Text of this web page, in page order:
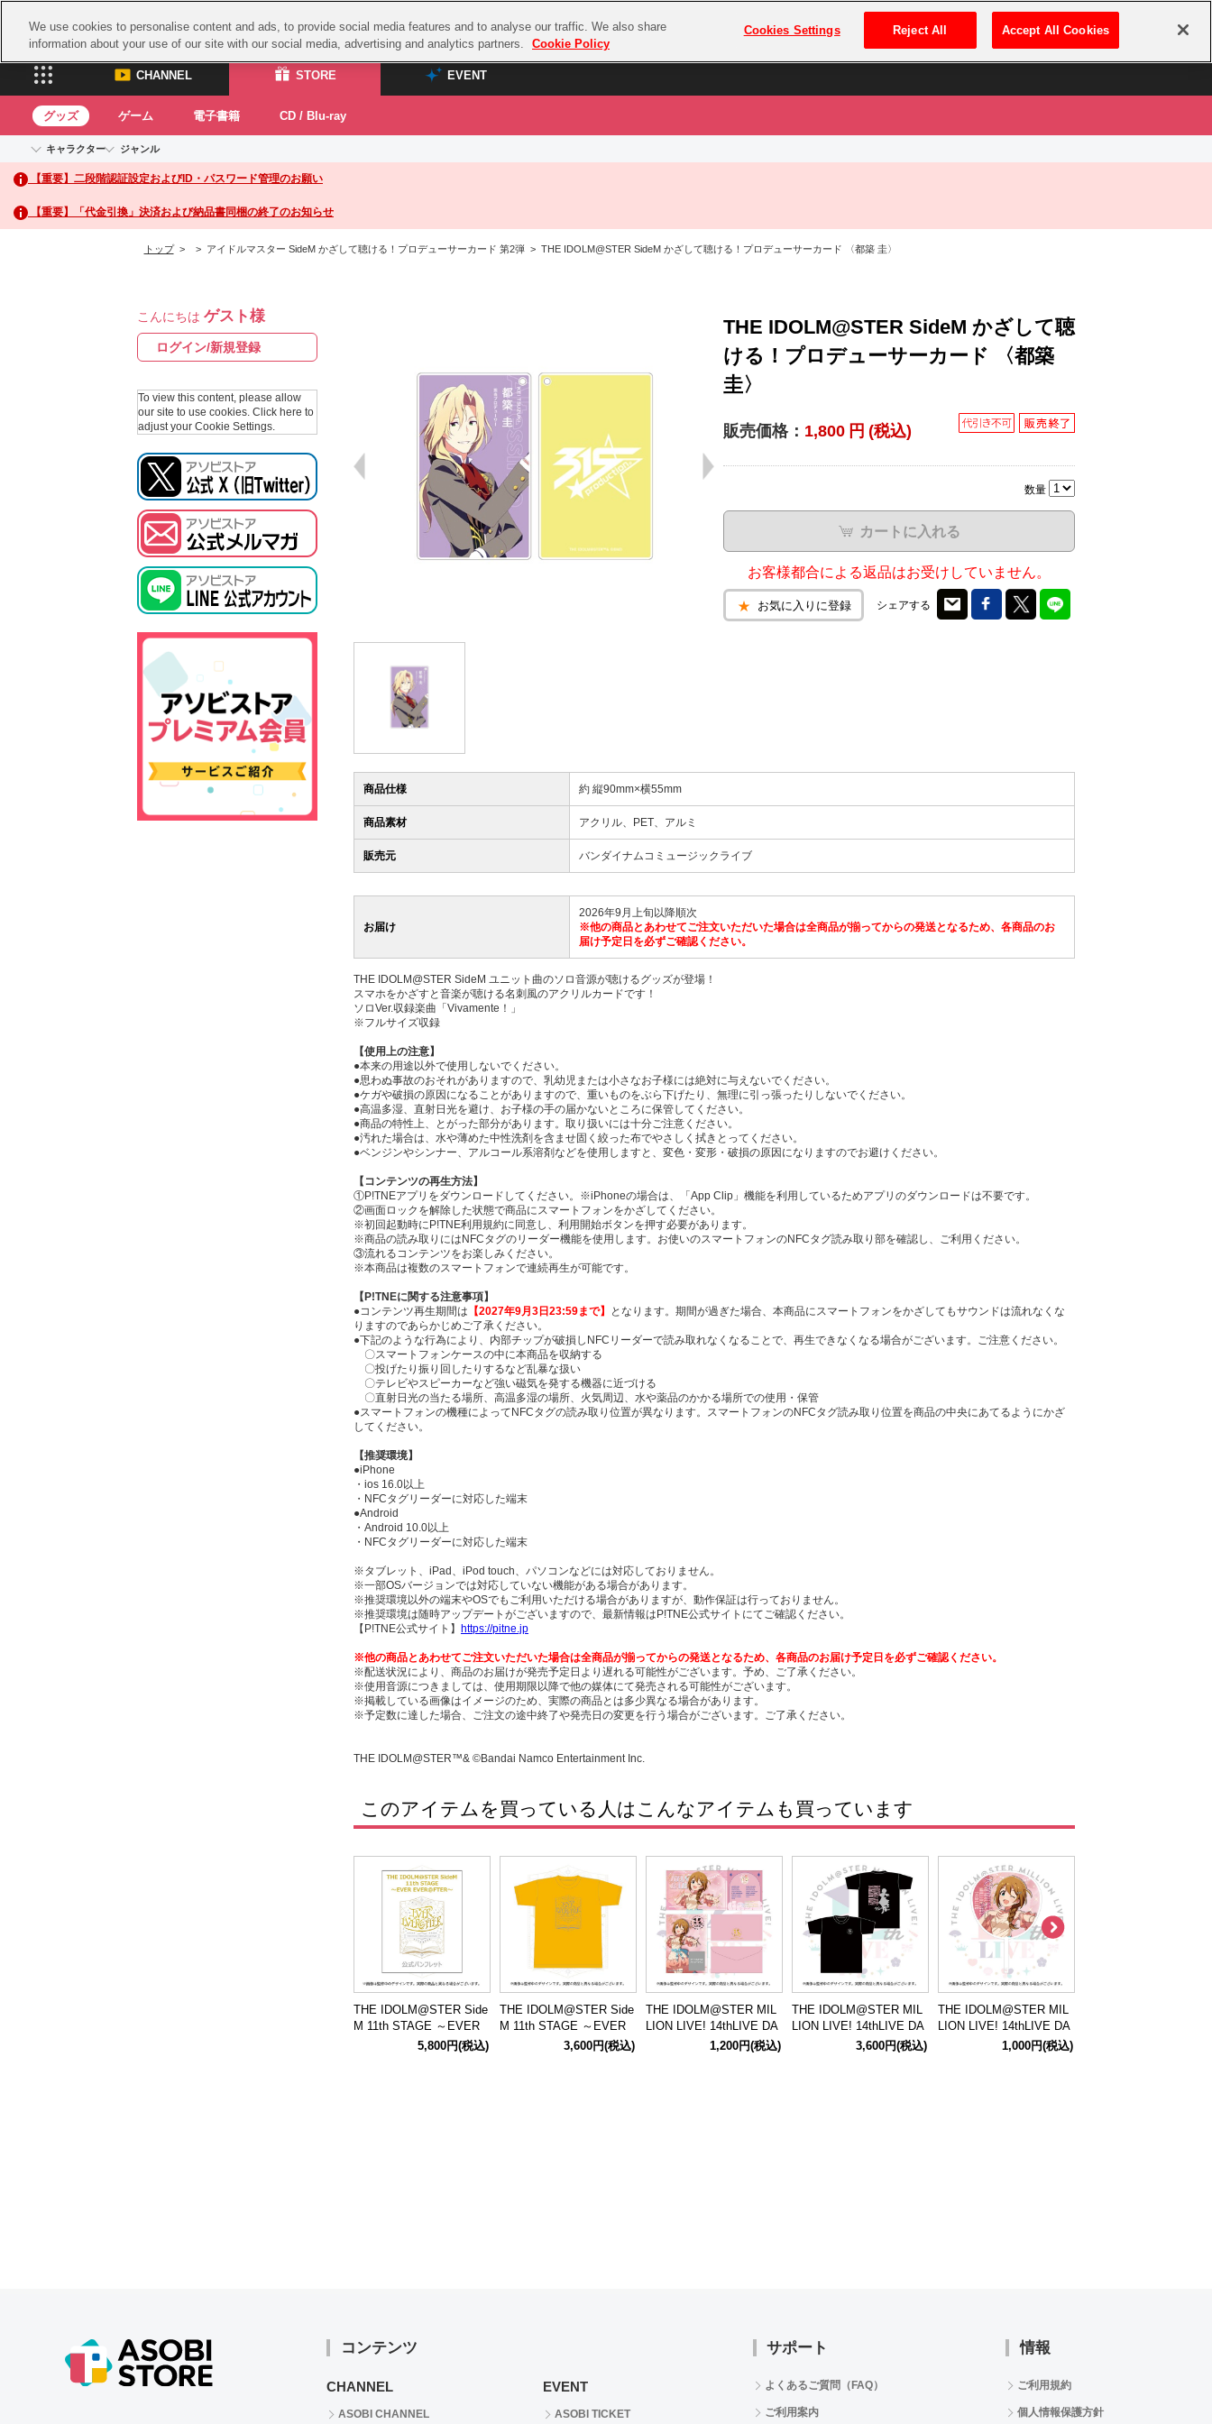
プレミアム会員とは ログイン・新規登録
CHANNEL STORE EVENT
CHANNEL
ASOBI CHANNEL TOP
STORE
ASOBI STORE TOP
グッズ
EVENT
ASOBI STAGE
グッズ ゲーム 電子書籍 CD / Blu-ray
キャラクター
アイドルマスターシリーズ
アイドルマスター
アイドルマスター シンデレラガールズ
アイドルマスター ミリオンライブ！
プロジェクトアイマス ヴイアライヴ
テイルズ オブ シリーズ
ドラゴンボール
ラブライブ！サンシャイン‼
ラブライブ！虹ヶ咲学園スクールアイドル同好会
ジャンル
イベントグッズ
トイ・ホビー
【重要】二段階認証設定およびID・パスワード管理のお願い
【重要】「代金引換」決済および納品書同梱の終了のお知らせ
トップ> > アイドルマスター SideM かざして聴ける！プロデューサーカード 第2弾 > THE IDOLM@STER SideM かざして聴ける！プロデューサーカード 〈都築 圭〉
こんにちは ゲスト様
ログイン/新規登録
To view this content, please allow
our site to use cookies. Click here to
adjust your Cookie Settings.
THE IDOLM@STER SideM かざして聴
ける！プロデューサーカード 〈都築
圭〉
販売価格： 1,800 円 (税込)
数量
カートに入れる
お客様都合による返品はお受けしていません。
お気に入りに登録 シェアする
商品仕様 約 縦90mm×横55mm
商品素材 アクリル、PET、アルミ
販売元 バンダイナムコミュージックライブ
お届け
2026年9月上旬以降順次
※他の商品とあわせてご注文いただいた場合は全商品が揃ってからの発送となるため、各商品のお
届け予定日を必ずご確認ください。
THE IDOLM@STER SideM ユニット曲のソロ音源が聴けるグッズが登場！
スマホをかざすと音楽が聴ける名刺風のアクリルカードです！
ソロVer.収録楽曲「Vivamente！」
※フルサイズ収録
【使用上の注意】
●本来の用途以外で使用しないでください。
●思わぬ事故のおそれがありますので、乳幼児または小さなお子様には絶対に与えないでください。
●ケガや破損の原因になることがありますので、重いものをぶら下げたり、無理に引っ張ったりしないでください。
●高温多湿、直射日光を避け、お子様の手の届かないところに保管してください。
●商品の特性上、とがった部分があります。取り扱いには十分ご注意ください。
●汚れた場合は、水や薄めた中性洗剤を含ませ固く絞った布でやさしく拭きとってください。
●ベンジンやシンナー、アルコール系溶剤などを使用しますと、変色・変形・破損の原因になりますのでお避けください。
【コンテンツの再生方法】
①P!TNEアプリをダウンロードしてください。※iPhoneの場合は、「App Clip」機能を利用しているためアプリのダウンロードは不要です。
②画面ロックを解除した状態で商品にスマートフォンをかざしてください。
※初回起動時にP!TNE利用規約に同意し、利用開始ボタンを押す必要があります。
※商品の読み取りにはNFCタグのリーダー機能を使用します。お使いのスマートフォンのNFCタグ読み取り部を確認し、ご利用ください。
③流れるコンテンツをお楽しみください。
※本商品は複数のスマートフォンで連続再生が可能です。
【P!TNEに関する注意事項】
●コンテンツ再生期間は 【2027年9月3日23:59まで】
となります。期間が過ぎた場合、本商品にスマートフォンをかざしてもサウンドは流れなくな
りますのであらかじめご了承ください。
●下記のような行為により、内部チップが破損しNFCリーダーで読み取れなくなることで、再生できなくなる場合がございます。ご注意ください。
〇スマートフォンケースの中に本商品を収納する
〇投げたり振り回したりするなど乱暴な扱い
〇テレビやスピーカーなど強い磁気を発する機器に近づける
〇直射日光の当たる場所、高温多湿の場所、火気周辺、水や薬品のかかる場所での使用・保管
●スマートフォンの機種によってNFCタグの読み取り位置が異なります。スマートフォンのNFCタグ読み取り位置を商品の中央にあてるようにかざ
してください。
【推奨環境】
●iPhone
・ios 16.0以上
・NFCタグリーダーに対応した端末
●Android
・Android 10.0以上
・NFCタグリーダーに対応した端末
※タブレット、iPad、iPod touch、パソコンなどには対応しておりません。
※一部OSバージョンでは対応していない機能がある場合があります。
※推奨環境以外の端末やOSでもご利用いただける場合がありますが、動作保証は行っておりません。
※推奨環境は随時アップデートがございますので、最新情報はP!TNE公式サイトにてご確認ください。
【P!TNE公式サイト】 https://pitne.jp
※他の商品とあわせてご注文いただいた場合は全商品が揃ってからの発送となるため、各商品のお届け予定日を必ずご確認ください。
※配送状況により、商品のお届けが発売予定日より遅れる可能性がございます。予め、ご了承ください。
※使用音源につきましては、使用期限以降で他の媒体にて発売される可能性がございます。
※掲載している画像はイメージのため、実際の商品とは多少異なる場合があります。
※予定数に達した場合、ご注文の途中終了や発売日の変更を行う場合がございます。ご了承ください。
THE IDOLM@STER™& ©Bandai Namco Entertainment Inc.
このアイテムを買っている人はこんなアイテムも買っています
THE IDOLM@STER Side
M 11th STAGE ～EVER
EVER＠FTER～ 公式パ
5,800円(税込)
THE IDOLM@STER Side
M 11th STAGE ～EVER
EVER＠FTER～ 公式ユ
3,600円(税込)
THE IDOLM@STER MIL
LION LIVE! 14thLIVE DA
Y2 主演記念 公式招待状
1,200円(税込)
THE IDOLM@STER MIL
LION LIVE! 14thLIVE DA
Y2 Blooming Sign 公式T
3,600円(税込)
THE IDOLM@STER MIL
LION LIVE! 14thLIVE DA
Y2 主演記念 公式応援ジ
1,000円(税込)
コンテンツ
CHANNEL
ASOBI CHANNEL
EVENT
ASOBI TICKET
サポート
よくあるご質問（FAQ）
ご利用案内
情報
ご利用規約
個人情報保護方針
We use cookies to personalise content and ads, to provide social media features and to analyse our traffic. We also share
information about your use of our site with our social media, advertising and analytics partners.
Cookie Policy
Cookies Settings Reject All Accept All Cookies